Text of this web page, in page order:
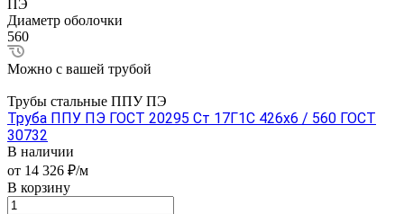
ПЭ
Диаметр оболочки
560
Можно с вашей трубой
Трубы стальные ППУ ПЭ
Труба ППУ ПЭ ГОСТ 20295 Ст 17Г1С 426x6 / 560 ГОСТ
30732
В наличии
от 14 326 ₽/м
В корзину